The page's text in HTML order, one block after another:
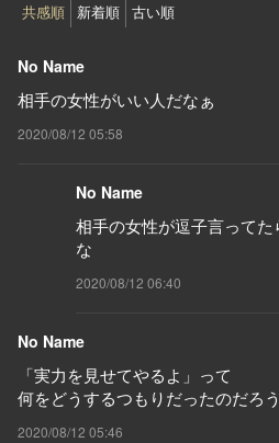
共感順 新着順 古い順
No Name
相手の女性がいい人だなぁ
2020/08/12 05:58
No Name
相手の女性が逗子言って
な
2020/08/12 06:40
No Name
「実力を見せてやるよ」って
何をどうするつもりだったのだろう
2020/08/12 05:46